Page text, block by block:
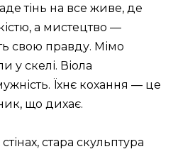
тінь на все живе, де
а мистецтво —
свою правду. Мімо
у скелі. Віола
Їхнє кохання — це
що дихає.
стара скульптура